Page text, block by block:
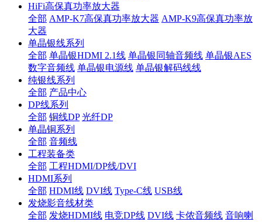
HiFi高保真功率放大器
全部 AMP-K7高保真功率放大器 AMP-K9高保真功率放
大器
单晶银线系列
全部 单晶银HDMI 2.1线 单晶银同轴音频线 单晶银AES
数字音频线 单晶银电源线 单晶银解码线线
纯银线系列
全部 产品中心
DP线系列
全部 铜线DP 光纤DP
单晶铜系列
全部 音频线
工程装备类
全部 工程HDMI/DP线/DVI
HDMI系列
全部 HDMI线 DVI线 Type-C线 USB线
发烧影音线材类
全部 发烧HDMI线 电竞DP线 DVI线 卡侬音频线 音响喇